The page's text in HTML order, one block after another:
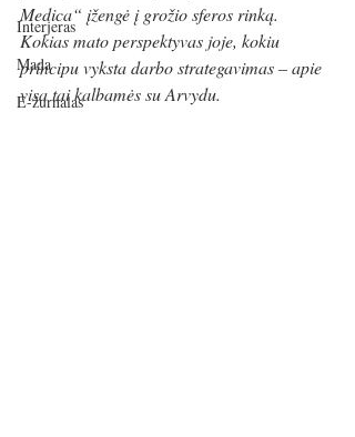
Interjeras
Mada
E-žurnalas
Medica“ įžengė į grožio sferos rinką.
Kokias mato perspektyvas joje, kokiu
principu vyksta darbo strategavimas – apie
visa tai kalbamės su Arvydu.